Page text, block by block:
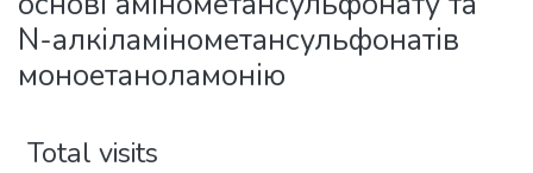
N-алкіламінометансульфонатів
моноетаноламонію
Total visits